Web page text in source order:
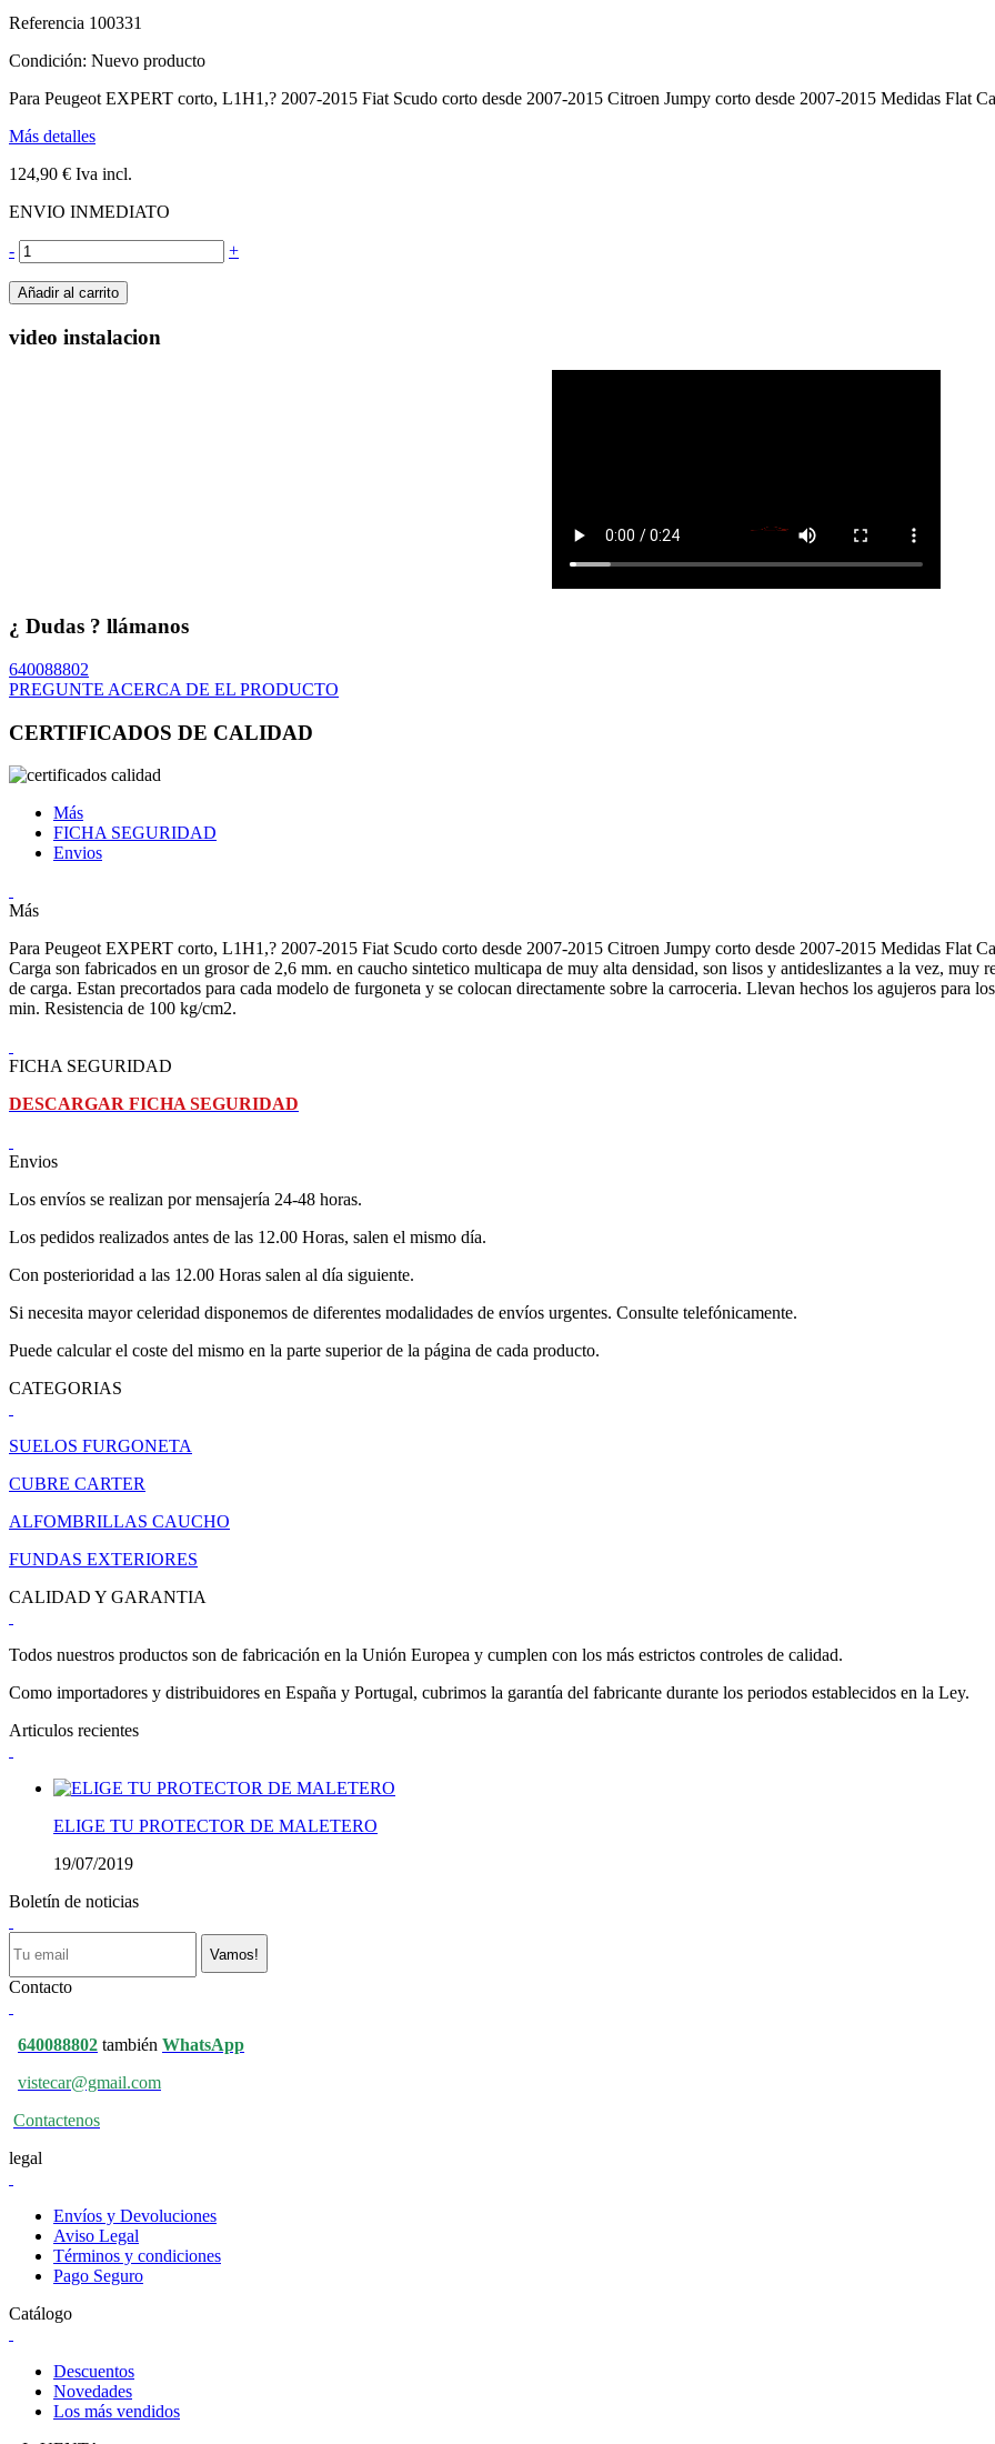
Referencia 100331
Condición: Nuevo producto
Para Peugeot EXPERT corto, L1H1,? 2007-2015 Fiat Scudo corto desde 2007-2015 Citroen Jumpy corto desde 2007-2015 Medidas Flat
Más detalles
124,90 € Iva incl.
ENVIO INMEDIATO
- +
Añadir al carrito
video instalacion
¿ Dudas ? llámanos
640088802
PREGUNTE ACERCA DE EL PRODUCTO
CERTIFICADOS DE CALIDAD
Más
FICHA SEGURIDAD
Envios
Más
Para Peugeot EXPERT corto, L1H1,? 2007-2015 Fiat Scudo corto desde 2007-2015 Citroen Jumpy corto desde 2007-2015 Medidas Flat
Carga son fabricados en un grosor de 2,6 mm. en caucho sintetico multicapa de muy alta densidad, son lisos y antideslizantes a la vez, muy
de carga. Estan precortados para cada modelo de furgoneta y se colocan directamente sobre la carroceria. Llevan hechos los agujeros para
min. Resistencia de 100 kg/cm2.
FICHA SEGURIDAD
DESCARGAR FICHA SEGURIDAD
Envios
Los envíos se realizan por mensajería 24-48 horas.
Los pedidos realizados antes de las 12.00 Horas, salen el mismo día.
Con posterioridad a las 12.00 Horas salen al día siguiente.
Si necesita mayor celeridad disponemos de diferentes modalidades de envíos urgentes. Consulte telefónicamente.
Puede calcular el coste del mismo en la parte superior de la página de cada producto.
CATEGORIAS
SUELOS FURGONETA
CUBRE CARTER
ALFOMBRILLAS CAUCHO
FUNDAS EXTERIORES
CALIDAD Y GARANTIA
Todos nuestros productos son de fabricación en la Unión Europea y cumplen con los más estrictos controles de calidad.
Como importadores y distribuidores en España y Portugal, cubrimos la garantía del fabricante durante los periodos establecidos en la Ley.
Articulos recientes
ELIGE TU PROTECTOR DE MALETERO
19/07/2019
Boletín de noticias
Vamos!
Contacto
640088802 también WhatsApp
vistecar@gmail.com
Contactenos
legal
Envíos y Devoluciones
Aviso Legal
Términos y condiciones
Pago Seguro
Catálogo
Descuentos
Novedades
Los más vendidos